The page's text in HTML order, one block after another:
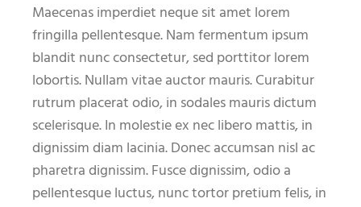
Maecenas imperdiet neque sit amet lorem
fringilla pellentesque. Nam fermentum ipsum
blandit nunc consectetur, sed porttitor lorem
lobortis. Nullam vitae auctor mauris. Curabitur
rutrum placerat odio, in sodales mauris dictum
scelerisque. In molestie ex nec libero mattis, in
dignissim diam lacinia. Donec accumsan nisl ac
pharetra dignissim. Fusce dignissim, odio a
pellentesque luctus, nunc tortor pretium felis, in